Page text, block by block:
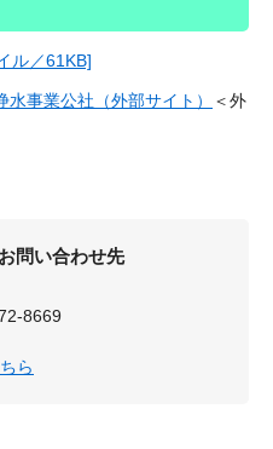
ル／61KB]
水事業公社（外部サイト）
＜外
問い合わせ先
8669
ら